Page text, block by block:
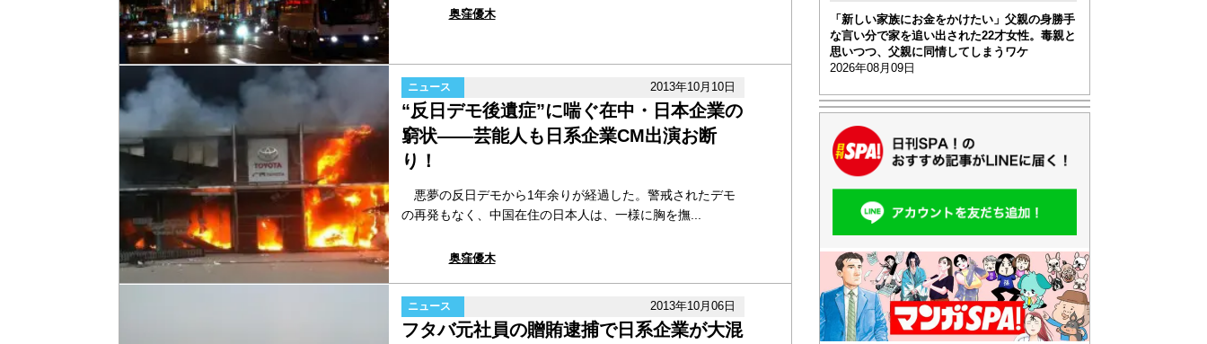
奥窪優木
ニュース 2013年10月10日
“反日デモ後遺症”に喘ぐ在中・日本企業の
窮状――芸能人も日系企業CM出演お断
り！
悪夢の反日デモから1年余りが経過した。警戒されたデモ
の再発もなく、中国在住の日本人は、一様に胸を撫...
奥窪優木
ニュース 2013年10月06日
フタバ元社員の贈賄逮捕で日系企業が大混
「新しい家族にお金をかけたい」父親の身勝手
な言い分で家を追い出された22才女性。毒親と
思いつつ、父親に同情してしまうワケ
2026年08月09日